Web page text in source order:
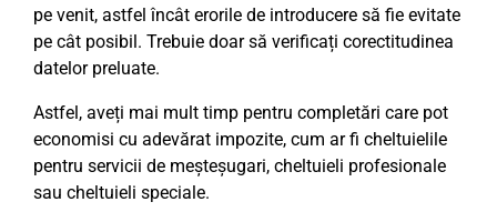
pe venit, astfel încât erorile de introducere să fie evitate
pe cât posibil. Trebuie doar să verificați corectitudinea
datelor preluate.
Astfel, aveți mai mult timp pentru completări care pot
economisi cu adevărat impozite, cum ar fi cheltuielile
pentru servicii de meșteșugari, cheltuieli profesionale
sau cheltuieli speciale.